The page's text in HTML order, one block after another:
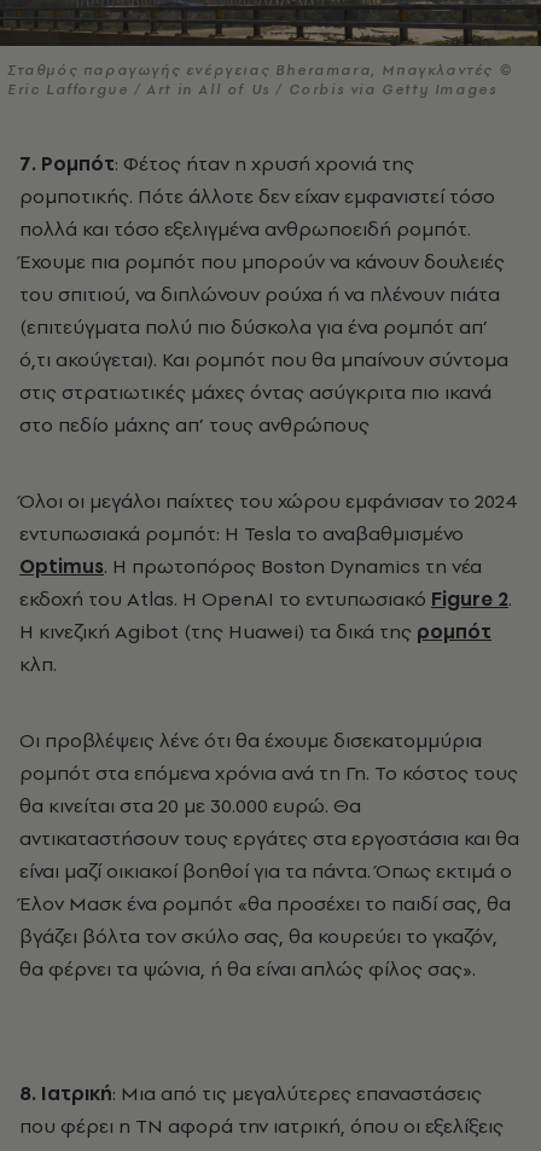
Σταθμός παραγωγής ενέργειας Bheramara, Μπαγκλαντές ©
Eric Lafforgue / Art in All of Us / Corbis via Getty Images
7. Ρομπότ: Φέτος ήταν η χρυσή χρονιά της
ρομποτικής. Πότε άλλοτε δεν είχαν εμφανιστεί τόσο
πολλά και τόσο εξελιγμένα ανθρωποειδή ρομπότ.
Έχουμε πια ρομπότ που μπορούν να κάνουν δουλειές
του σπιτιού, να διπλώνουν ρούχα ή να πλένουν πιάτα
(επιτεύγματα πολύ πιο δύσκολα για ένα ρομπότ απ’
ό,τι ακούγεται). Και ρομπότ που θα μπαίνουν σύντομα
στις στρατιωτικές μάχες όντας ασύγκριτα πιο ικανά
στο πεδίο μάχης απ’ τους ανθρώπους
Όλοι οι μεγάλοι παίχτες του χώρου εμφάνισαν το 2024
εντυπωσιακά ρομπότ: Η Tesla το αναβαθμισμένο
Optimus. Η πρωτοπόρος Boston Dynamics τη νέα
εκδοχή του Atlas. Η OpenAI το εντυπωσιακό Figure 2.
Η κινεζική Agibot (της Huawei) τα δικά της ρομπότ
κλπ.
Οι προβλέψεις λένε ότι θα έχουμε δισεκατομμύρια
ρομπότ στα επόμενα χρόνια ανά τη Γη. Το κόστος τους
θα κινείται στα 20 με 30.000 ευρώ. Θα
αντικαταστήσουν τους εργάτες στα εργοστάσια και θα
είναι μαζί οικιακοί βοηθοί για τα πάντα. Όπως εκτιμά ο
Έλον Μασκ ένα ρομπότ «θα προσέχει το παιδί σας, θα
βγάζει βόλτα τον σκύλο σας, θα κουρεύει το γκαζόν,
θα φέρνει τα ψώνια, ή θα είναι απλώς φίλος σας».
8. Ιατρική: Μια από τις μεγαλύτερες επαναστάσεις
που φέρει η ΤΝ αφορά την ιατρική, όπου οι εξελίξεις